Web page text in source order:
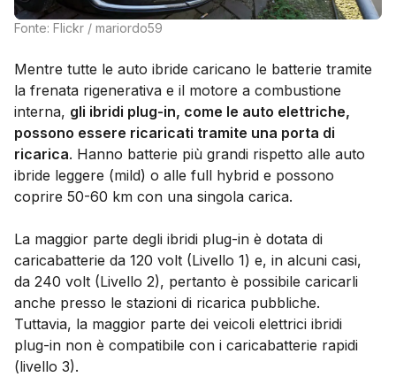
Fonte: Flickr / mariordo59
Mentre tutte le auto ibride caricano le batterie tramite
la frenata rigenerativa e il motore a combustione
interna, gli ibridi plug-in, come le auto elettriche,
possono essere ricaricati tramite una porta di
ricarica. Hanno batterie più grandi rispetto alle auto
ibride leggere (mild) o alle full hybrid e possono
coprire 50-60 km con una singola carica.
La maggior parte degli ibridi plug-in è dotata di
caricabatterie da 120 volt (Livello 1) e, in alcuni casi,
da 240 volt (Livello 2), pertanto è possibile caricarli
anche presso le stazioni di ricarica pubbliche.
Tuttavia, la maggior parte dei veicoli elettrici ibridi
plug-in non è compatibile con i caricabatterie rapidi
(livello 3).